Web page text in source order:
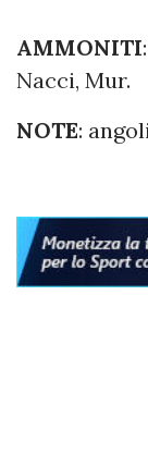
AMMONITI
Nacci, Mur.
NOTE: